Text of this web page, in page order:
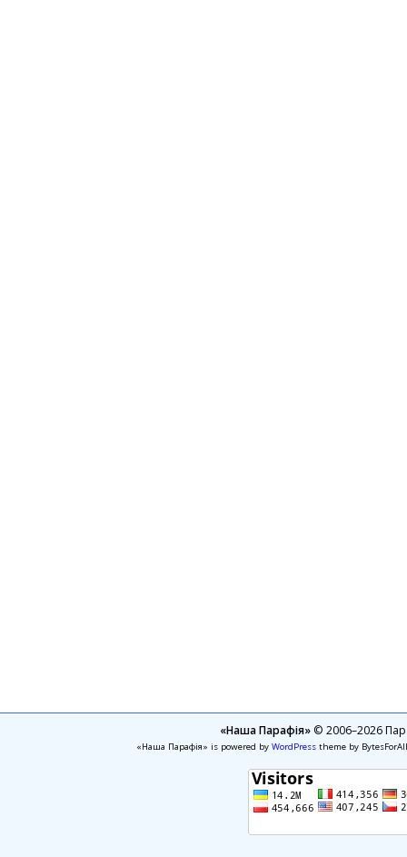
«Наша Парафія»© 2006–2026
«Наша Парафія» is powered by WordPresstheme by